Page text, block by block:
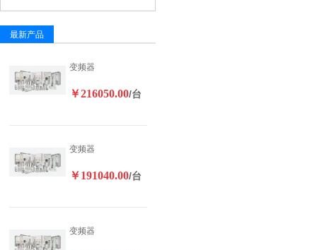
最新产品
变频器
￥216050.00/台
变频器
￥191040.00/台
变频器